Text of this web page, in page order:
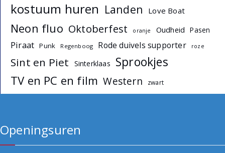
kostuum huren Landen Love Boat
Neon fluo Oktoberfest oranje Oudheid Pasen
Piraat Punk Regenboog Rode duivels supporter roze
Sint en Piet Sinterklaas Sprookjes
TV en PC en film Western zwart
Openingsuren